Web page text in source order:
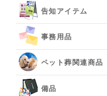
告知アイテム
事務用品
ペット葬関連商品
備品